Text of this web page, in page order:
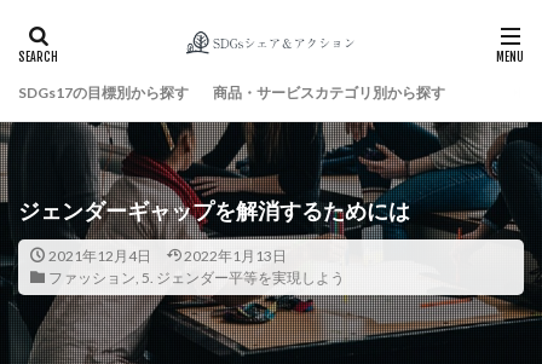
SDGs17の目標別から探す 商品・サービスカテゴリ別から探す
ジェンダーギャップを解消するためには
2021年12月4日
2022年1月13日
ファッション, 5. ジェンダー平等を実現しよう
検索